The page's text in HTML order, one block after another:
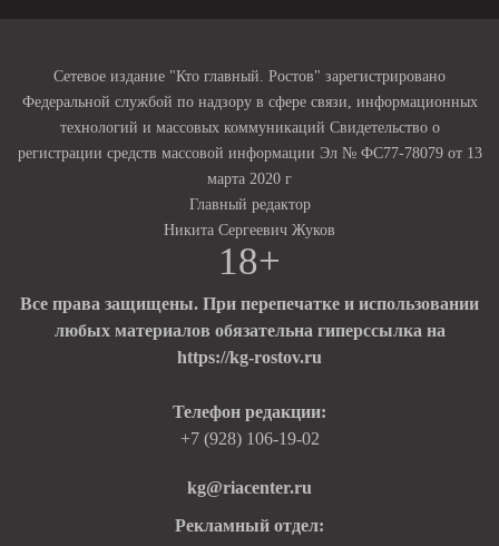
Сетевое издание "Кто главный. Ростов" зарегистрировано
Федеральной службой по надзору в сфере связи, информационных
технологий и массовых коммуникаций Свидетельство о
регистрации средств массовой информации Эл № ФС77-78079 от 13
марта 2020 г
Главный редактор
Никита Сергеевич Жуков
18+
Все права защищены. При перепечатке и использовании
любых материалов обязательна гиперссылка на
https://kg-rostov.ru
Телефон редакции:
+7 (928) 106-19-02
kg@riacenter.ru
Рекламный отдел: